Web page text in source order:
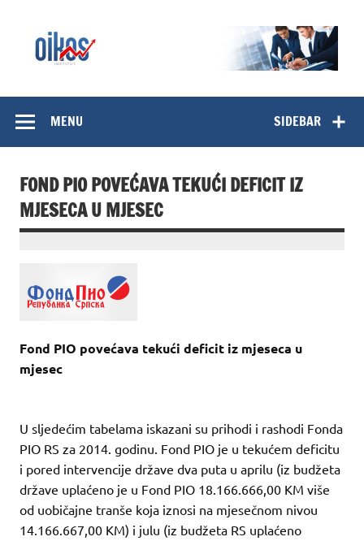
OIKOS Institut
SIDEBAR
MENU
FOND PIO POVEĆAVA TEKUĆI DEFICIT IZ
MJESECA U MJESEC
Fond PIO povećava tekući deficit iz mjeseca u
mjesec
U sljedećim tabelama iskazani su prihodi i rashodi Fonda
PIO RS za 2014. godinu. Fond PIO je u tekućem deficitu
i pored intervencije države dva puta u aprilu (iz budžeta
države uplaćeno je u Fond PIO 18.166.666,00 KM više
od uobičajne tranše koja iznosi na mjesečnom nivou
14.166.667,00 KM) i julu (iz budžeta RS uplaćeno